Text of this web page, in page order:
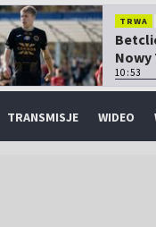
TRWA
Nowy
10:53
TRANSMISJE WIDEO